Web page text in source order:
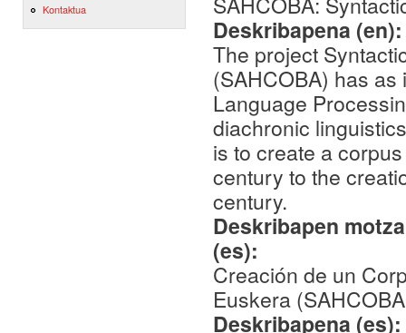
Kontaktua
Deskribapena
The project
(SAHCOBA) has
Language
diachronic
is to create a
century to the
century.
Deskribapen
(es):
Creación de un
Euskera
Deskribapena (es):